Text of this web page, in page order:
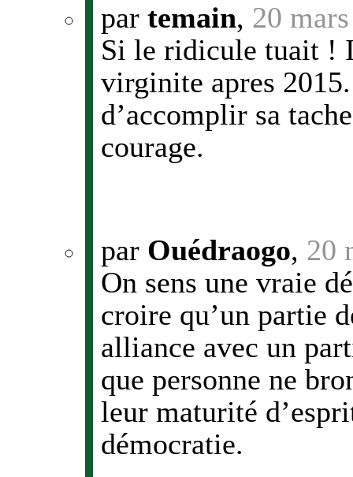
par temain, 20
Si le ridicule tuait !
virginite apres
d’accomplir sa
courage.
par Ouédraogo, 20
On sens une vraie
croire qu’un partie
alliance avec un
que personne ne
leur maturité
démocratie.